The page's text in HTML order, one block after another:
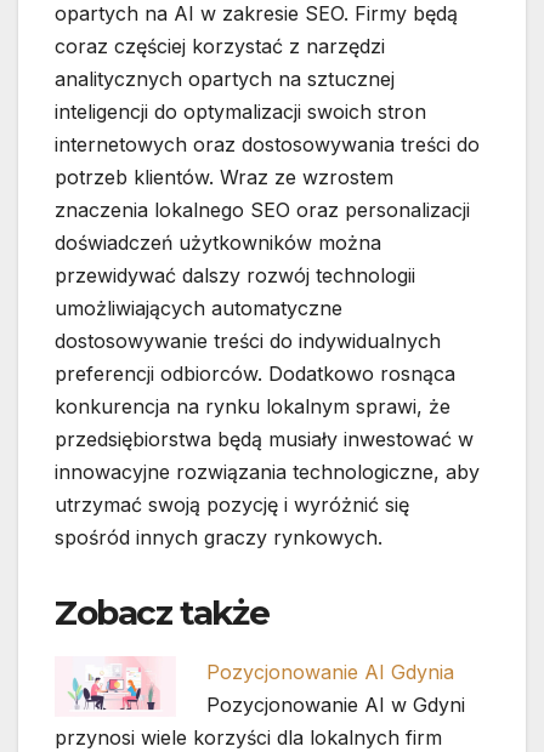
opartych na AI w zakresie SEO. Firmy będą
coraz częściej korzystać z narzędzi
analitycznych opartych na sztucznej
inteligencji do optymalizacji swoich stron
internetowych oraz dostosowywania treści do
potrzeb klientów. Wraz ze wzrostem
znaczenia lokalnego SEO oraz personalizacji
doświadczeń użytkowników można
przewidywać dalszy rozwój technologii
umożliwiających automatyczne
dostosowywanie treści do indywidualnych
preferencji odbiorców. Dodatkowo rosnąca
konkurencja na rynku lokalnym sprawi, że
przedsiębiorstwa będą musiały inwestować w
innowacyjne rozwiązania technologiczne, aby
utrzymać swoją pozycję i wyróżnić się
spośród innych graczy rynkowych.
Zobacz także
Pozycjonowanie AI Gdynia
Pozycjonowanie AI w Gdyni
przynosi wiele korzyści dla lokalnych firm